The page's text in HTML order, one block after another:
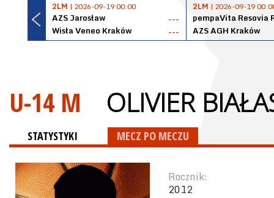
2LM | 2026-09-19 00:00
AZS Jarosław
---
Wisła Veneo Kraków
---
2LM | 2026-09-19
pempaVita Resovia
AZS AGH Kraków
U-14 M OLIVIER
STATYSTYKI MECZ PO MECZU
Rocznik:
2012